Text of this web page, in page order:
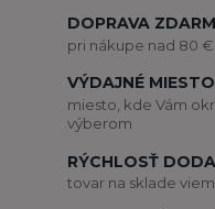
DOPRAVA
pri nákupe nad 80 €
VÝDAJNÉ
miesto, kde Vám
výberom
RÝCHLOSŤ
tovar na sklade